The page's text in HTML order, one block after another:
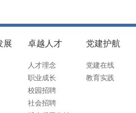
展 卓越人才
人才理念
职业成长
校园招聘
社会招聘
党建护航
党建在线
教育实践